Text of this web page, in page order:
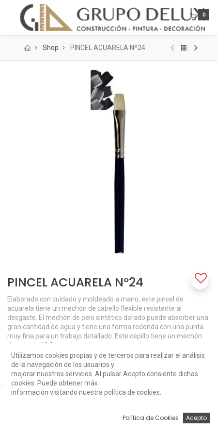
Price:
Add to Cart
0
Shop PINCEL ACUARELA Nº24
PINCEL ACUARELA Nº24
Elaborado con cuidado y moldeado a mano, este pincel de
acuarela tiene un mechón de cabello flexible resistente al
desgaste. El mechón de pelo sintético dorado puede absorber una
gran cantidad de agua y tiene una forma redonda con una punta
muy fina para un trabajo detallado. Este cepillo tiene un mechón
de pelo de 13,3 mm de ancho.
15,00€
Utilizamos cookies propias y de terceros para realizar el análisis
de la navegación de los usuarios y
mejorar nuestros servicios. Al pulsar Acepto consiente dichas
cookies. Puede obtener más
información visitando nuestra política de cookies.
Política de Cookies Acepto